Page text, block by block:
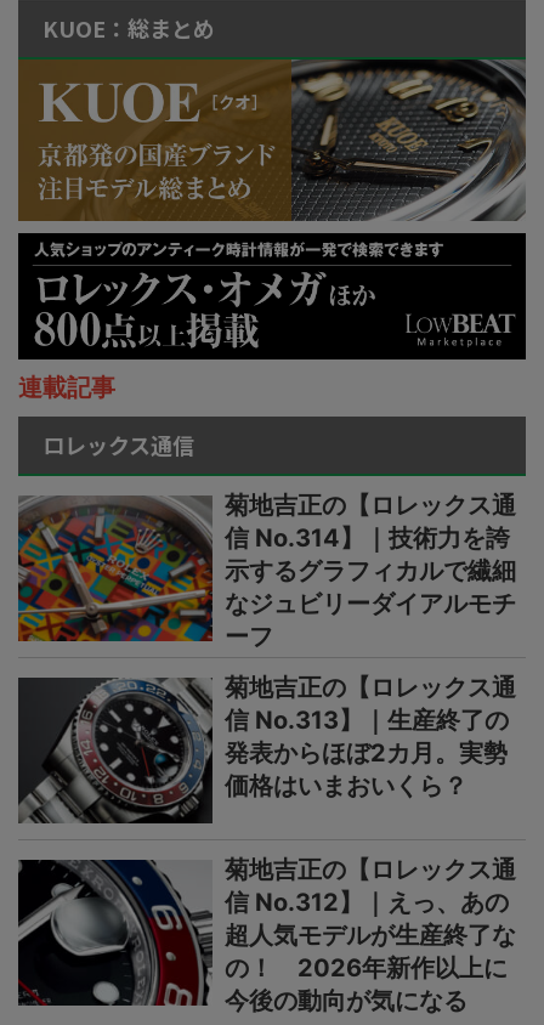
KUOE：総まとめ
連載記事
ロレックス通信
菊地吉正の【ロレックス通
信 No.314】｜技術力を誇
示するグラフィカルで繊細
なジュビリーダイアルモチ
ーフ
菊地吉正の【ロレックス通
信 No.313】｜生産終了の
発表からほぼ2カ月。実勢
価格はいまおいくら？
菊地吉正の【ロレックス通
信 No.312】｜えっ、あの
超人気モデルが生産終了な
の！ 2026年新作以上に
今後の動向が気になる